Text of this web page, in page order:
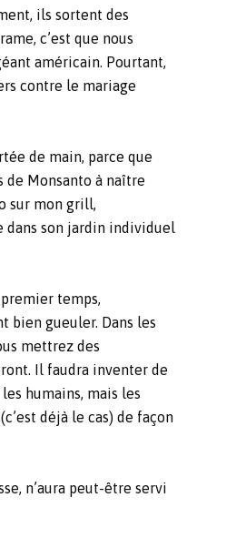
ils sortent des
c’est que nous
américain. Pourtant,
contre le mariage
de main, parce que
de Monsanto à naître
sur mon grill,
dans son jardin individuel
temps,
bien gueuler. Dans les
mettrez des
Il faudra inventer de
humains, mais les
déjà le cas) de façon
n’aura peut-être servi